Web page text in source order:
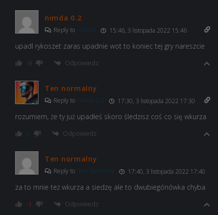
nimda 0.2
Reply to macióś 15:46, 3 listopada 2022 15:46
upadl rykoszet zaras upadnie wot to koniec tej gry nareszcie
-9 Odpowiedz
Ten normalny
Reply to nimda 0.2 17:30, 3 listopada 2022 17:30
rozumiem, że ty już upadłeś skoro śledzisz coś co się wkurza
1 Odpowiedz
Ten normalny
Reply to Ten normalny 17:40, 3 listopada 2022 17:40
za to mnie też wkurza a siedzę ale to dwubiegónówka chyba
-1 Odpowiedz